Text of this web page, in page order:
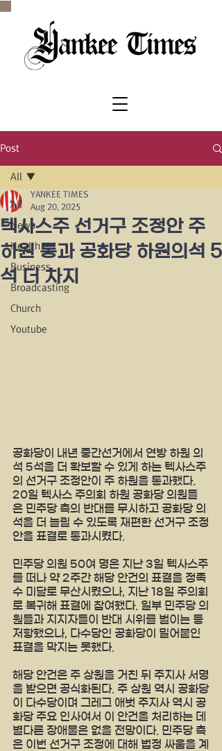
Post
All
News
Health
Business
Broadcasting
Church
Youtube
All
텍사스주 선거구 조정안 주
하원 통과 공화당 하원의석 5
석 더 차지
YANKEE TIMES
Aug 20, 2025
공화당이 내년 중간선거에서 연방 하원 의
석 5석을 더 확보할 수 있게 하는 텍사스주
의 선거구 조정안이 주 하원을 통과했다.
20일 텍사스 주의회 하원 공화당 의원들
은 민주당 측의 반대를 무시하고 공화당 의
석을 더 늘릴 수 있도록 재편한 선거구 조정
안을 표결로 통과시켰다.
민주당 의원 50여 명은 지난 3일 텍사스주
를 떠나 약 2주간 해당 안건의 표결을 정족
수 미달로 무산시켰으나, 지난 18일 주의회
로 복귀해 표결에 참여했다. 일부 민주당 의
원들과 지지자들이 반대 시위를 벌이는 등
저항했으나, 다수당인 공화당이 밀어붙인
표결을 막지는 못했다.
해당 안건은 주 상원을 거친 뒤 주지사 서명
을 받으면 공식화된다. 주 상원 역시 공화당
이 다수당이며 그레그 애벗 주지사 역시 공
화당 주요 인사여서 이 안건을 처리하는 데
별다른 장애물은 없을 전망이다. 민주당 측
은 이번 선거구 조정에 대해 법정 싸움을 계